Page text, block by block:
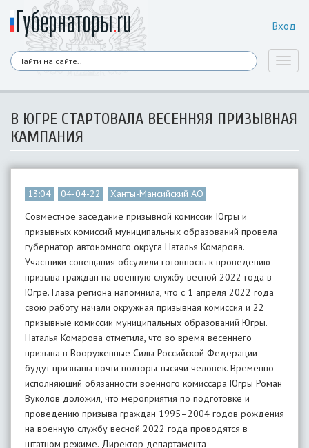
Вход
В ЮГРЕ СТАРТОВАЛА ВЕСЕННЯЯ ПРИЗЫВНАЯ
КАМПАНИЯ
13:04 04-04-22
Ханты-Мансийский АО
Совместное заседание призывной комиссии Югры и
призывных комиссий муниципальных образований провела
губернатор автономного округа Наталья Комарова.
Участники совещания обсудили готовность к проведению
призыва граждан на военную службу весной 2022 года в
Югре. Глава региона напомнила, что с 1 апреля 2022 года
свою работу начали окружная призывная комиссия и 22
призывные комиссии муниципальных образований Югры.
Наталья Комарова отметила, что во время весеннего
призыва в Вооруженные Силы Российской Федерации
будут призваны почти полторы тысячи человек. Временно
исполняющий обязанности военного комиссара Югры Роман
Вуколов доложил, что мероприятия по подготовке и
проведению призыва граждан 1995–2004 годов рождения
на военную службу весной 2022 года проводятся в
штатном режиме. Директор департамента